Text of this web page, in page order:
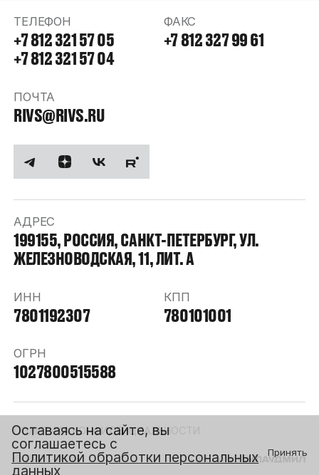
ТЕЛЕФОН
+7 812 321 57 05
+7 812 321 57 04
ФАКС
+7 812 327 99 61
ПОЧТА
RIVS@RIVS.RU
АДРЕС
199155, РОССИЯ, САНКТ-ПЕТЕРБУРГ, УЛ.
ЖЕЛЕЗНОВОДСКАЯ, 11, ЛИТ. А
ИНН
7801192307
КПП
780101001
ОГРН
1027800515588
ПОЛИТИКА КОНФИДЕНЦИАЛЬНОСТИ
© РИВС 2026 СДЕЛАНО В
Оставаясь на сайте, вы
соглашаетесь с
Политикой обработки персональных
данных
Принять